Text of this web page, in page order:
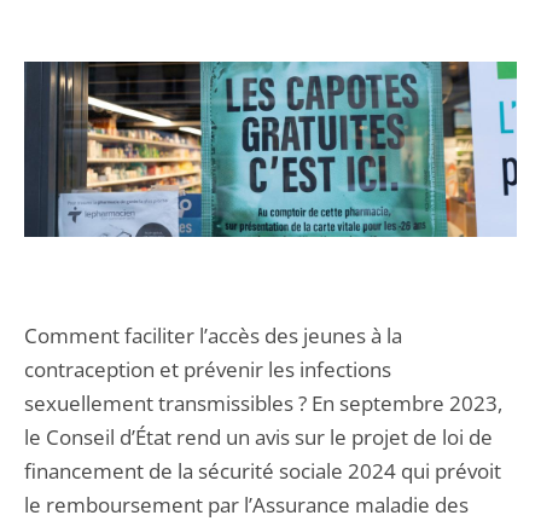
Comment faciliter l’accès des jeunes à la
contraception et prévenir les infections
sexuellement transmissibles ? En septembre 2023,
le Conseil d’État rend un avis sur le projet de loi de
financement de la sécurité sociale 2024 qui prévoit
le remboursement par l’Assurance maladie des